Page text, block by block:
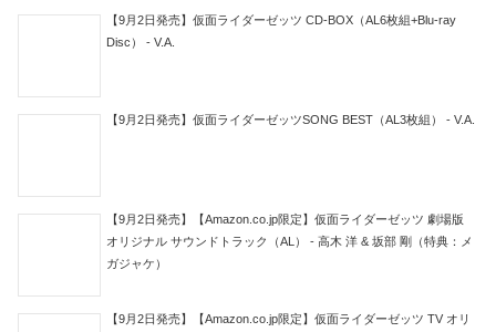
【9月2日発売】仮面ライダーゼッツ CD-BOX（AL6枚組+Blu-ray
Disc） - V.A.
【9月2日発売】仮面ライダーゼッツSONG BEST（AL3枚組） - V.A.
【9月2日発売】【Amazon.co.jp限定】仮面ライダーゼッツ 劇場版
オリジナル サウンドトラック（AL） - 高木 洋 & 坂部 剛（特典：メ
ガジャケ）
【9月2日発売】【Amazon.co.jp限定】仮面ライダーゼッツ TV オリ